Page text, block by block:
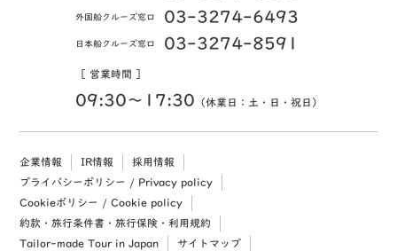
外国船クルーズ窓口 03-3274-6493
日本船クルーズ窓口 03-3274-8591
［ 営業時間 ］
09:30〜17:30 （休業日：土・日・祝日）
企業情報 IR情報
採用情報
プライバシーポリシー / Privacy policy
Cookieポリシー / Cookie policy
約款・旅行条件書・旅行保険・利用規約
Tailor-made Tour in Japan
サイトマップ